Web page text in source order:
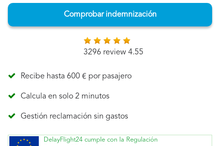
Comprobar indemnización
3296 review 4.55
Recibe hasta 600 € por pasajero
Calcula en solo 2 minutos
Gestión reclamación sin gastos
DelayFlight24 cumple con la Regulación